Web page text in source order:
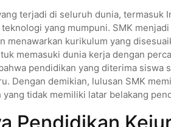
terjadi di seluruh dunia, termasuk
yang mumpuni. SMK
menawarkan kurikulum yang
memasuki dunia kerja dengan
pendidikan yang diterima siswa
Dengan demikian, lulusan SMK
tidak memiliki latar belakang